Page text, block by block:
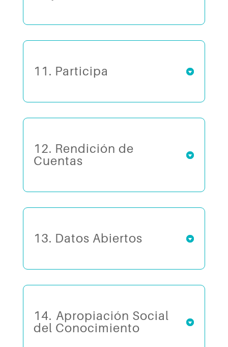
11. Participa
12. Rendición de
Cuentas
13. Datos Abiertos
14.⁠ ⁠Apropiación Social
del Conocimiento